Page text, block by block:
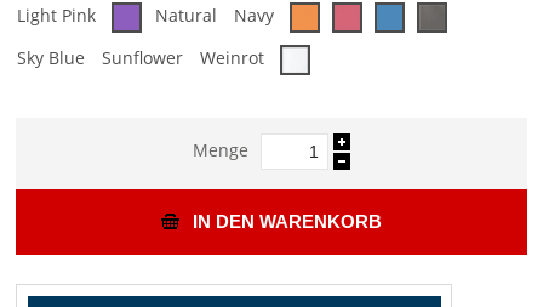
Light Pink
Natural
Navy
Sky Blue
Sunflower Weinrot
Menge
IN DEN WARENKORB